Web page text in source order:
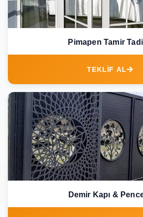
Pimapen Tamir
TEKLİF AL
Demir Kapı &